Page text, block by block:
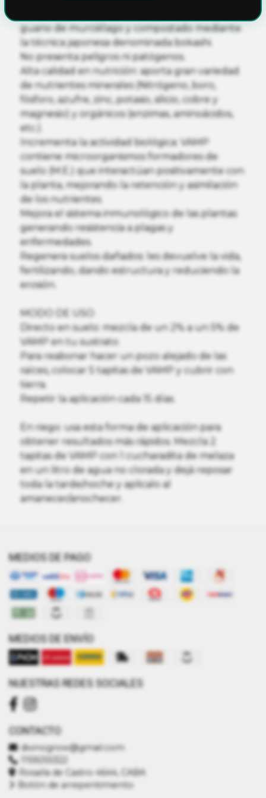
guano de murciélago y compostado mediante
la técnica japonesa denominada bokashi.
No presenta peligros ni patógenos.
Alta calidad en nutrición: aporta gran variedad
de nutrientes minerales (Nitrógeno, boro,
fósforo, azufre, zinc, potasio, silicio, cobre y
magnesio) y orgánicos (enzimas, aminoácidos,
etc.).
Incrementa la actividad biológica: VAMP
contiene microorganismos formadores de
suelo (M.E.) que interactúan positivamente con
la planta, mejorando la retención y asimilación
de los nutrientes.
Mejora el sistema inmunológico de las plantas:
generando resistencia a plagas y
enfermedades.
Regenera suelos dañados: les devuelve la vida,
fertilizando, dando estructura y reduciendo la
erosión.
MODO DE USO
Directo en suelo: mezcla de un 2% a un 5% de
VAMP en tu sustrato.
Para reabonar hacer un pozo alejado de las
raíces, colocar 5 tapitas de VAMP y cubrir con
tierra.
Repetir la aplicación cada 15 días.
En riego: usa esta forma de aplicación para
obtener resultados más rápidos. Mezcla 2
tapitas de VAMP con 1 cucharadita de melaza
en un litro de agua no clorada y dejá reposar
toda la tarde/noche y aplicalo al
amanecer/anochecer.
MEDIOS DE PAGO
MEDIOS DE ENVÍO
NUESTRAS REDES SOCIALES
CONTACTO
divinogrow@gmail.com
1159255322
Rosalía de Castro 4644, CABA
Botón de arrepentimiento